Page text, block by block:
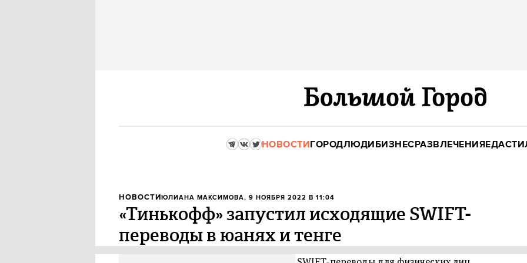
НОВОСТИГОРОДЛЮДИБИЗНЕСРАЗВЛЕЧЕНИЯЕДА
НОВОСТИЮЛИАНА МАКСИМОВА, 9 НОЯБРЯ 2022 В 11:04
«Тинькофф» запустил исходящие SWIFT-
переводы в юанях и тенге